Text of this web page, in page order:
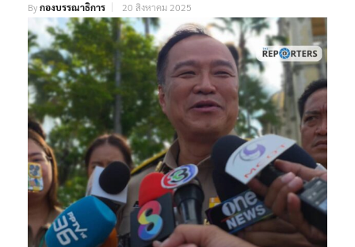
Byกองบรรณาธิการ 20 สิงหาคม 2025